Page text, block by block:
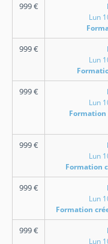
999€
Lun
999€
Lun
999€
Lun
Formation
999€
Lun
Formation
999€
Lun
Formation
999€
Lun